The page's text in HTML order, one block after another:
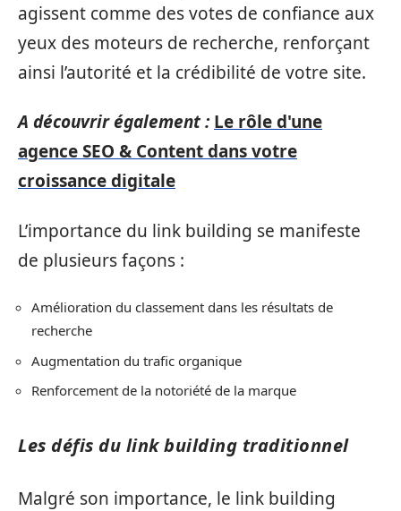
agissent comme des votes de confiance aux
yeux des moteurs de recherche, renforçant
ainsi l’autorité et la crédibilité de votre site.
A découvrir également : Le rôle d'une
agence SEO & Content dans votre
croissance digitale
L’importance du link building se manifeste
de plusieurs façons :
Amélioration du classement dans les résultats de
recherche
Augmentation du trafic organique
Renforcement de la notoriété de la marque
Les défis du link building traditionnel
Malgré son importance, le link building